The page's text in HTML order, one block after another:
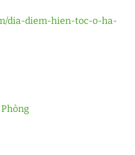
dia-diem-hien-toc-o-ha-